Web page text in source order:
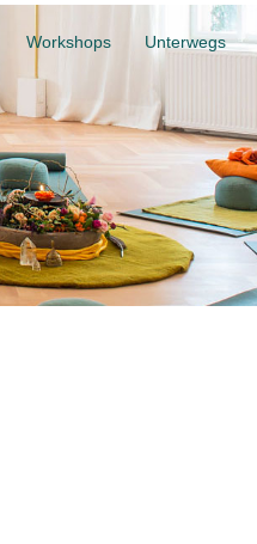
Workshops Unterwegs